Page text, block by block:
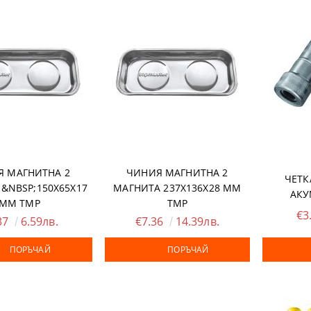
ЕЛЕКТРОИНСТРУМЕНТИ
МАГНИТНА 2
MM TMP
6.59лв.
ПОРЪЧАЙ
ЧИНИЯ МАГНИТНА 2
МАГНИТА 237Х136Х28 MM
TMP
€7.36 14.39лв.
ПОРЪЧАЙ